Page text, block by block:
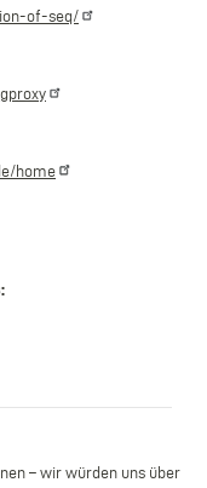
of-seq/
home
– wir würden uns über